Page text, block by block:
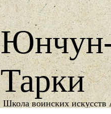
Тарки
Школа воинских искусств